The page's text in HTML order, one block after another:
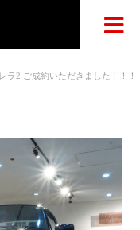
ラ2 ご成約いただきました！！！